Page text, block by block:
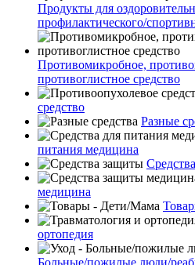
Продукты для
профилактического/
Противомикробное,
противоглистное средство
средство
Разные
питания медицина
медицина
ортопедия
Больные/пожилые люди/